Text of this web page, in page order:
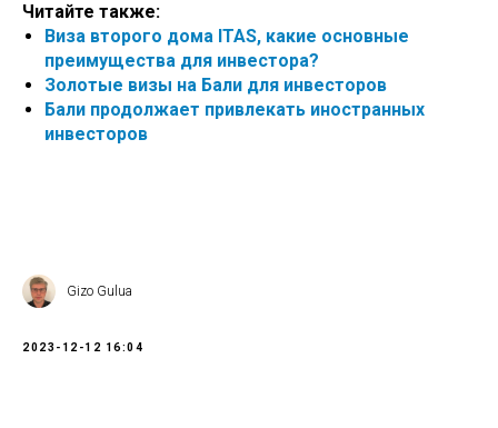
Читайте также:
Виза второго дома ITAS, какие основные
преимущества для инвестора?
Золотые визы на Бали для инвесторов
Бали продолжает привлекать иностранных
инвесторов
Gizo Gulua
2023-12-12 16:04